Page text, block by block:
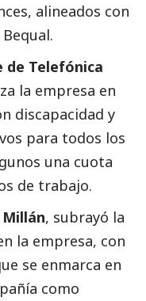
alineados con
de Telefónica
la empresa en
discapacidad y
para todos los
una cuota
de trabajo.
Millán, subrayó la
la empresa, con
se enmarca en
como